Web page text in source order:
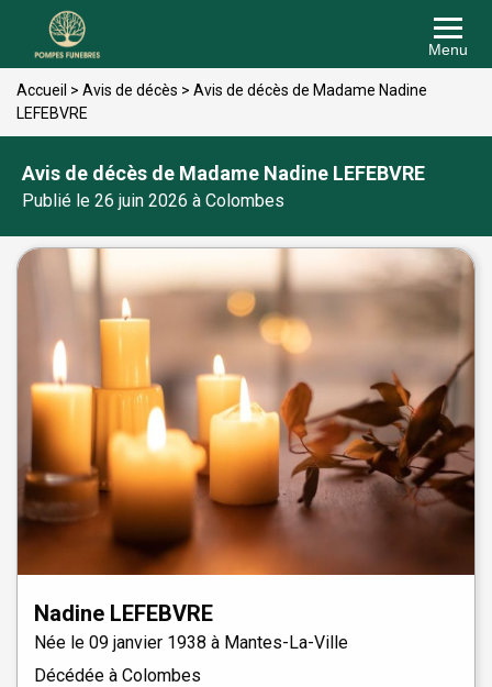
Menu
Accueil > Avis de décès > Avis de décès de Madame Nadine
LEFEBVRE
Avis de décès de Madame Nadine LEFEBVRE
Publié le 26 juin 2026 à Colombes
Nadine LEFEBVRE
Née le 09 janvier 1938 à Mantes-La-Ville
Décédée à Colombes